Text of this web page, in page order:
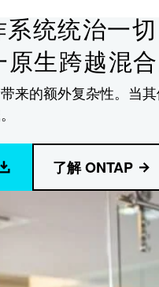
统统治一切
原生跨越混
来的额外复杂性。当
了解 ONTAP